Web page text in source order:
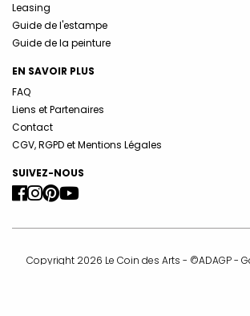
Leasing
Guide de l'estampe
Guide de la peinture
EN SAVOIR PLUS
FAQ
Liens et Partenaires
Contact
CGV, RGPD et Mentions Légales
SUIVEZ-NOUS
Copyright 2026 Le Coin des Arts - ©ADAGP -